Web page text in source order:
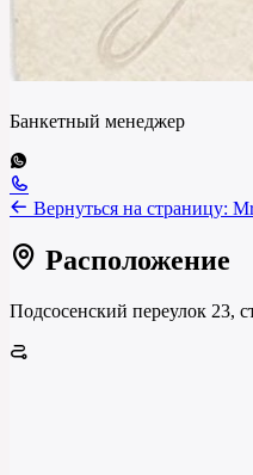
Банкетный менеджер
Вернуться на страницу:
Расположение
Подсосенский переулок 23,